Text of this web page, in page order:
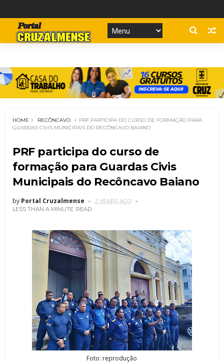
HOME RECÔNCAVO
PRF PARTICIPA DO CURSO DE FORMAÇÃO PARA
GUARDAS CIVIS MUNICIPAIS DO RECÔNCAVO BAIANO
PRF participa do curso de
formação para Guardas Civis
Municipais do Recôncavo Baiano
by Portal Cruzalmense
2 YEARS AGO
LESS THAN A MINUTE READ
Foto: reprodução